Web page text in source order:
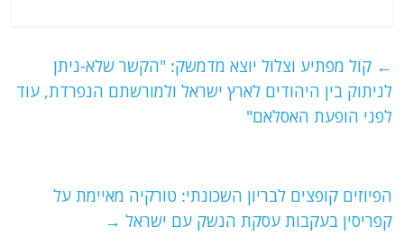
s
A
p
g
ra
m
l
er
e
b
k
← קול מפתיע וצלול יוצא מדמשק: "הקשר שלא-ניתן
לניתוק בין היהודים לארץ ישראל ולמורשתם הנפרדת, עוד
לפני הופעת האסלאם"
הפיוזים קופצים לבריון השכונתי: טורקיה מאיימת על
קפריסין בעקבות עסקת הנשק עם ישראל →